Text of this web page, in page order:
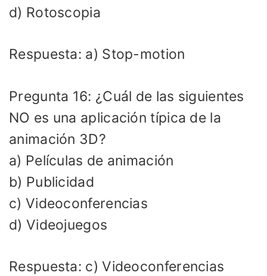
d) Rotoscopia
Respuesta: a) Stop-motion
Pregunta 16: ¿Cuál de las siguientes
NO es una aplicación típica de la
animación 3D?
a) Películas de animación
b) Publicidad
c) Videoconferencias
d) Videojuegos
Respuesta: c) Videoconferencias